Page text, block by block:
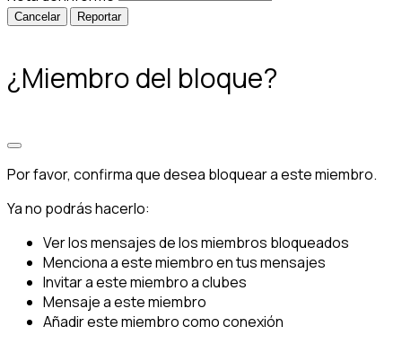
Reportar
¿Miembro del bloque?
Por favor, confirma que desea bloquear a este miembro.
Ya no podrás hacerlo:
Ver los mensajes de los miembros bloqueados
Menciona a este miembro en tus mensajes
Invitar a este miembro a clubes
Mensaje a este miembro
Añadir este miembro como conexión